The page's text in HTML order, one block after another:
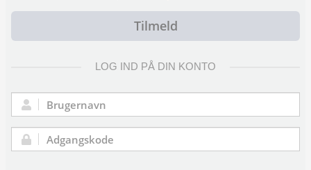
Tilmeld
LOG IND PÅ DIN KONTO
Brugernavn:
Adgangskode: